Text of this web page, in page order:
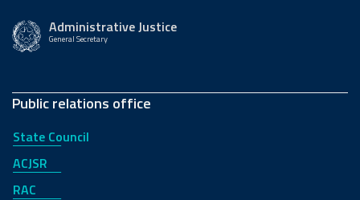
Administrative Justice
General Secretary
Public relations office
State Council
ACJSR
RAC